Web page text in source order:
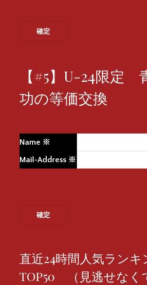
【#5】U-24限定
功の等価交換
Name ※
Mail-Address ※
直近24時間人気ランキ
TOP50 （見逃せなく